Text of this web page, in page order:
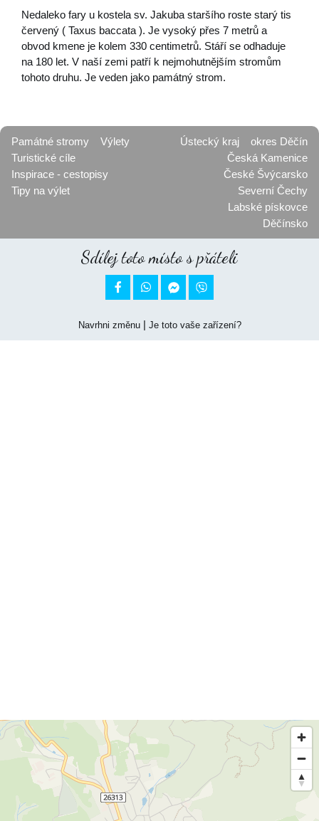
Nedaleko fary u kostela sv. Jakuba staršího roste starý tis
červený ( Taxus baccata ). Je vysoký přes 7 metrů a
obvod kmene je kolem 330 centimetrů. Stáří se odhaduje
na 180 let. V naší zemi patří k nejmohutnějším stromům
tohoto druhu. Je veden jako památný strom.
Památné stromy
Výlety
Turistické cíle
Inspirace - cestopisy
Tipy na výlet
Ústecký kraj
okres Děčín
Česká Kamenice
České Švýcarsko
Severní Čechy
Labské pískovce
Děčínsko
Sdílej toto místo s přáteli
 
Navrhni změnu| Je toto vaše zařízení?